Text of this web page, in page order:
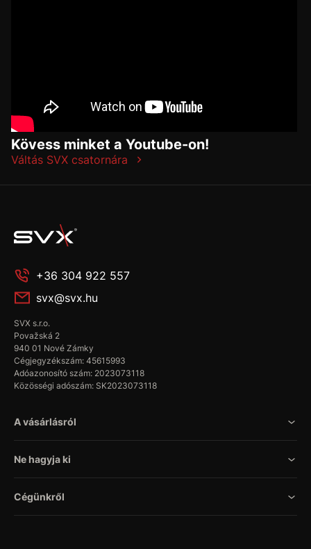
Kövess minket a Youtube-on!
Váltás SVX csatornára
+36 304 922 557
svx@svx.hu
SVX s.r.o.
Považská 2
940 01 Nové Zámky
Cégjegyzékszám: 45615993
Adóazonosító szám: 2023073118
Közösségi adószám: SK2023073118
A vásárlásról
Ne hagyja ki
Cégünkről